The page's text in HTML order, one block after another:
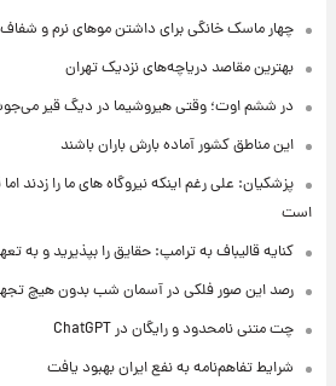
چهار ماسک خانگی برای داشتن موهای نرم و شفاف
بهترین مقاصد دریاچه‌های نزدیک تهران
در ششم اوت؛ وقتی هیروشیما در دیگ قیر
این مناطق کشور آماده بارش باران باشند
پزشکیان: علی رغم اینکه نیروگاه های ما را زدند
است
کنایه قالیباف به ترامپ: حقایق را بپذیرید و به
رصد این صور فلکی در آسمان شب بدون هیچ
چت متنی نامحدود و رایگان در ChatGPT
شرایط تفاهم‌نامه به نفع ایران بهبود یافت